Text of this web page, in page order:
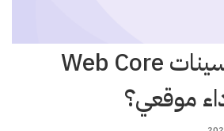
كيف أثرت تحسينات Web Core